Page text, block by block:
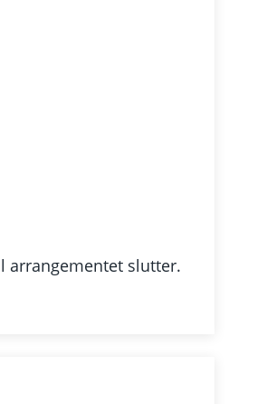
arrangementet slutter.